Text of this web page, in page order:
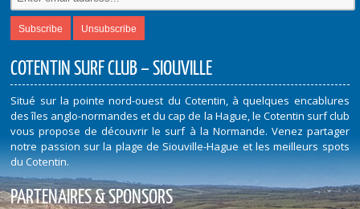
COTENTIN SURF CLUB – SIOUVILLE
Situé sur la pointe nord-ouest du Cotentin, à quelques encablures
des îles anglo-normandes et du cap de la Hague, le Cotentin surf club
vous propose de découvrir le surf à la Normande. Venez partager
notre passion sur la plage de Siouville-Hague et les meilleurs spots
du Cotentin.
PARTENAIRES & SPONSORS